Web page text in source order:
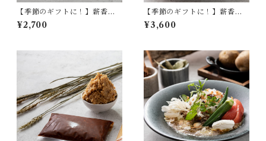
【季節のギフトに！】薪香る
彩の国黒豚カレー×3食セット
¥2,700
【季節のギフトに！】薪香る
彩の国黒豚カレー×4食セット
¥3,600